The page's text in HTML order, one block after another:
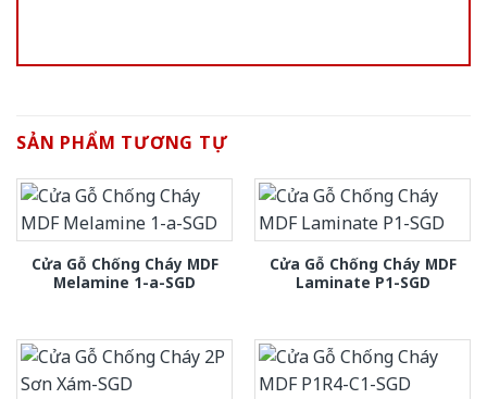
SẢN PHẨM TƯƠNG TỰ
Cửa Gỗ Chống Cháy MDF
Melamine 1-a-SGD
Cửa Gỗ Chống Cháy MDF
Laminate P1-SGD